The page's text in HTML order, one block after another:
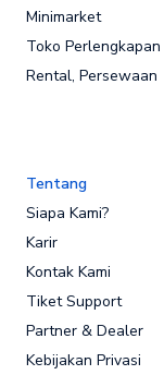
Minimarket
Toko Perlengkapan
Rental, Persewaan
Tentang
Siapa Kami?
Karir
Kontak Kami
Tiket Support
Partner & Dealer
Kebijakan Privasi